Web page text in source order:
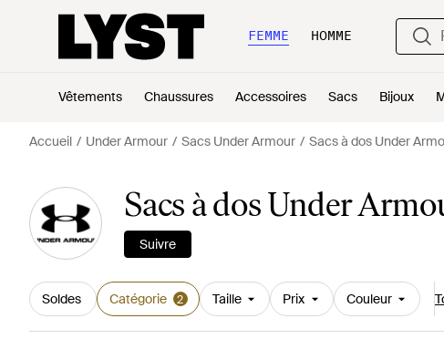
FEMME HOMME
Vêtements Chaussures Accessoires Sacs Bijoux
Accueil Under Armour Sacs Under Armour Sacs à dos Under
Sacs à dos Under
Suivre
Soldes Catégorie 2 Taille Prix Couleur